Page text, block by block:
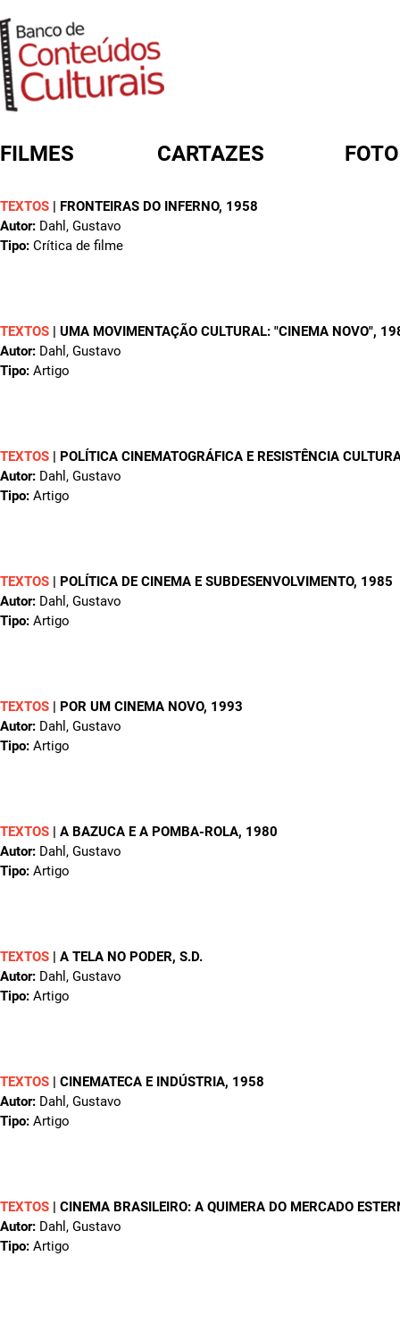
FILMES CARTAZES
TEXTOS | FRONTEIRAS DO INFERNO, 1958
Autor: Dahl, Gustavo
Tipo: Crítica de filme
TEXTOS | UMA MOVIMENTAÇÃO CULTURAL: "CINEMA NOVO",
Autor: Dahl, Gustavo
Tipo: Artigo
TEXTOS | POLÍTICA CINEMATOGRÁFICA E RESISTÊNCIA
Autor: Dahl, Gustavo
Tipo: Artigo
TEXTOS | POLÍTICA DE CINEMA E SUBDESENVOLVIMENTO, 1985
Autor: Dahl, Gustavo
Tipo: Artigo
TEXTOS | POR UM CINEMA NOVO, 1993
Autor: Dahl, Gustavo
Tipo: Artigo
TEXTOS | A BAZUCA E A POMBA-ROLA, 1980
Autor: Dahl, Gustavo
Tipo: Artigo
TEXTOS | A TELA NO PODER, S.D.
Autor: Dahl, Gustavo
Tipo: Artigo
TEXTOS | CINEMATECA E INDÚSTRIA, 1958
Autor: Dahl, Gustavo
Tipo: Artigo
TEXTOS | CINEMA BRASILEIRO: A QUIMERA DO MERCADO
Autor: Dahl, Gustavo
Tipo: Artigo
FORMULÁRIO DE BUSCA